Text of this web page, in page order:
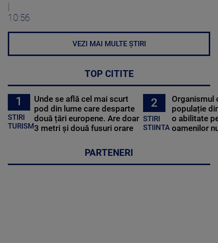
|
10:56
VEZI MAI MULTE ȘTIRI
TOP CITITE
1
STIRI
TURISM
Unde se află cel mai scurt
pod din lume care desparte
două țări europene. Are doar
3 metri și două fusuri orare
2
STIRI
STIINTA
Organismul
populație
o abilitate
oamenilor
PARTENERI